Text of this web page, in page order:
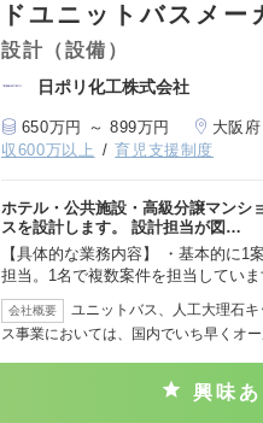
ドユニットバスメー
設計（設備）
日ポリ化工株式会社
650万円 ～ 899万円 大阪府
収600万以上
育児支援制度
ホテル・公共施設・高級分譲マンシ
スを設計します。 設計担当が図…
【具体的な業務内容】 ・基本的に1
担当。1名で複数案件を担当してい
会社概要
ユニットバス、人工大理石
ス事業においては、国内でいち早くオ
興味あ